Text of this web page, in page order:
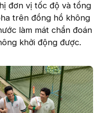
đơn vị tốc độ và tổng
trên đồng hồ không
làm mát chẩn đoán
khởi động được.